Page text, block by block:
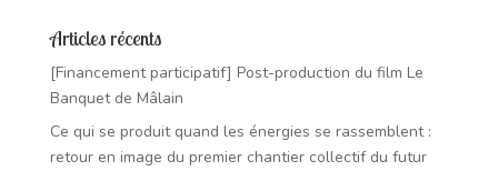
Articles récents
[Financement participatif] Post-production du film Le
Banquet de Mâlain
Ce qui se produit quand les énergies se rassemblent :
retour en image du premier chantier collectif du futur